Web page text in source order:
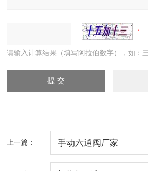
请输入计算结果（填写阿拉伯数字），如：
上一篇： 手动六通阀厂家